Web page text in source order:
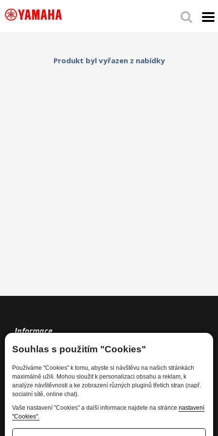
Souhlas s použitím "Cookies"
Používáme "Cookies" k tomu, abyste si návštěvu na našich stránkách
maximálně užili. Mohou sloužit k personalizaci obsahu a reklam, k
analýze návštěvnosti a ke zobrazení různých pluginů třetích stran (např.
socialní sítě, online chat).
Vaše nastavení "Cookies" a další informace najdete na stránce nastavení
"Cookies".
Produkt byl vyřazen z nabídky
Informace
Financování
Kariéra
Informace pro spotřebitele
Ochrana osobních údajů - GDPR